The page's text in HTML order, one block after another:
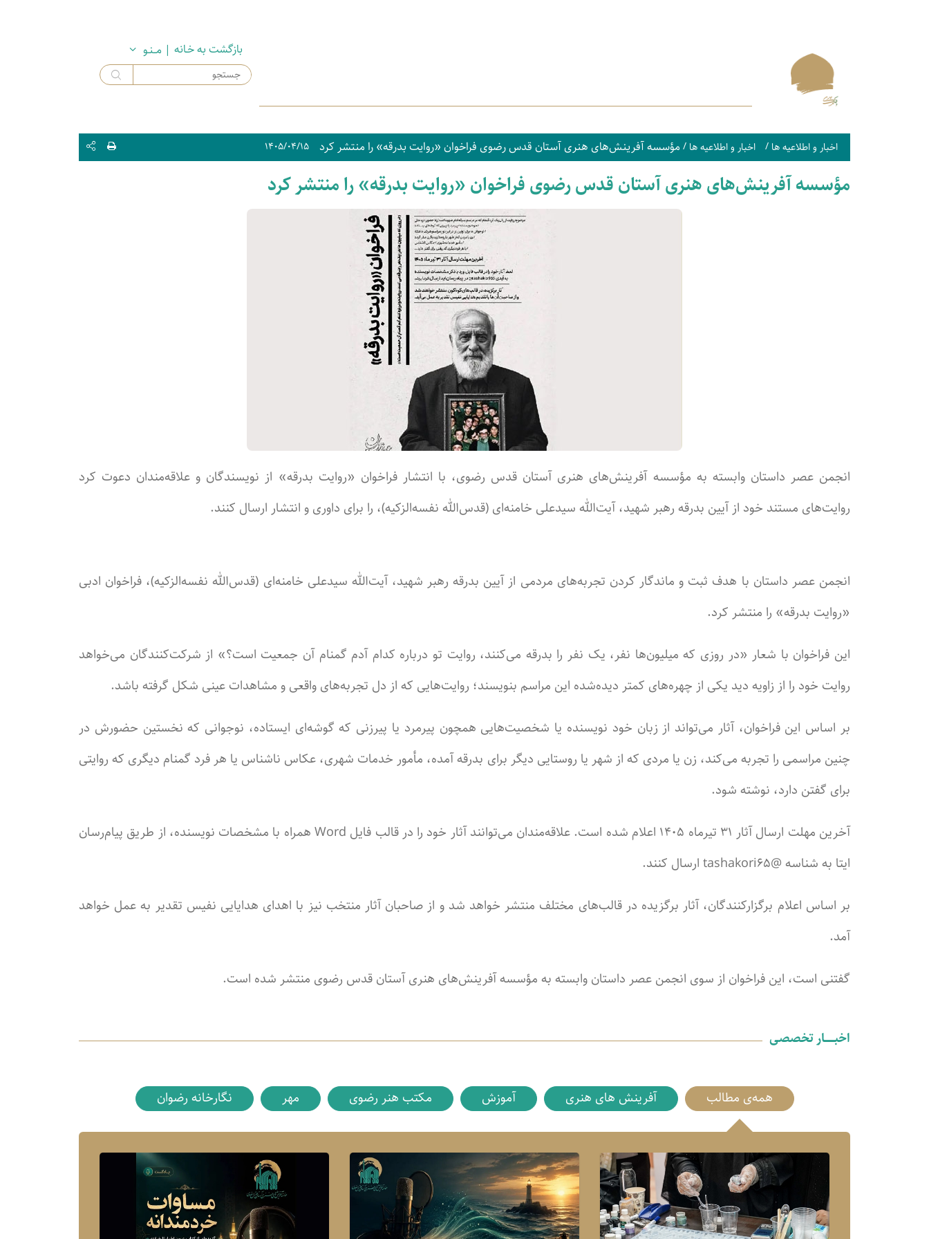
بازگشت به خـانه | مــنـو
اخبار و اطلاعیه ها / اخبار و اطلاعیه ها / مؤسسه آفرینش‌های هنری آستان قدس رضوی فراخوان «روایت بدرقه» را منتشر کرد ۱۴۰۵/۰۴/۱۵
مؤسسه آفرینش‌های هنری آستان قدس رضوی فراخوان «روایت بدرقه» را منتشر کرد
انجمن عصر داستان‌ وابسته به مؤسسه آفرینش‌های هنری آستان قدس رضوی، با انتشار فراخوان «روایت بدرقه» از نویسندگان و علاقه‌مندان دعوت کرد
روایت‌های مستند خود از آیین بدرقه رهبر شهید، آیت‌الله سیدعلی خامنه‌ای (قدس‌الله نفسه‌الزکیه)، را برای داوری و انتشار ارسال کنند.
انجمن عصر داستان با هدف ثبت و ماندگار کردن تجربه‌های مردمی از آیین بدرقه رهبر شهید، آیت‌الله سیدعلی خامنه‌ای (قدس‌الله نفسه‌الزکیه)، فراخوان ادبی
«روایت بدرقه» را منتشر کرد.
این فراخوان با شعار «در روزی که میلیون‌ها نفر، یک نفر را بدرقه می‌کنند، روایت تو درباره کدام آدم گمنام آن جمعیت است؟» از شرکت‌کنندگان می‌خواهد
روایت خود را از زاویه دید یکی از چهره‌های کمتر دیده‌شده این مراسم بنویسند؛ روایت‌هایی که از دل تجربه‌های واقعی و مشاهدات عینی شکل گرفته باشد.
بر اساس این فراخوان، آثار می‌تواند از زبان خود نویسنده یا شخصیت‌هایی همچون پیرمرد یا پیرزنی که گوشه‌ای ایستاده، نوجوانی که نخستین حضورش در
چنین مراسمی را تجربه می‌کند، زن یا مردی که از شهر یا روستایی دیگر برای بدرقه آمده، مأمور خدمات شهری، عکاس ناشناس یا هر فرد گمنام دیگری که روایتی
برای گفتن دارد، نوشته شود.
آخرین مهلت ارسال آثار ۳۱ تیرماه ۱۴۰۵ اعلام شده است. علاقه‌مندان می‌توانند آثار خود را در قالب فایل Word همراه با مشخصات نویسنده، از طریق پیام‌رسان
ایتا به شناسه @tashakori۶۵ ارسال کنند.
بر اساس اعلام برگزارکنندگان، آثار برگزیده در قالب‌های مختلف منتشر خواهد شد و از صاحبان آثار منتخب نیز با اهدای هدایایی نفیس تقدیر به عمل خواهد
آمد.
گفتنی است، این فراخوان از سوی انجمن عصر داستان وابسته به مؤسسه آفرینش‌های هنری آستان قدس رضوی منتشر شده است.
اخبـــــــار تخصصی
همه‌ی مطالب آفرینش های هنری آموزش مکتب هنر رضوی مهر نگارخانه رضوان